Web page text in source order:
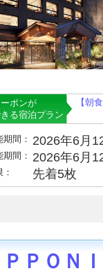
ポンが
る宿泊プラン
【朝
間： 2026年6月
間： 2026年6月
先着5枚
ＰＰＯ